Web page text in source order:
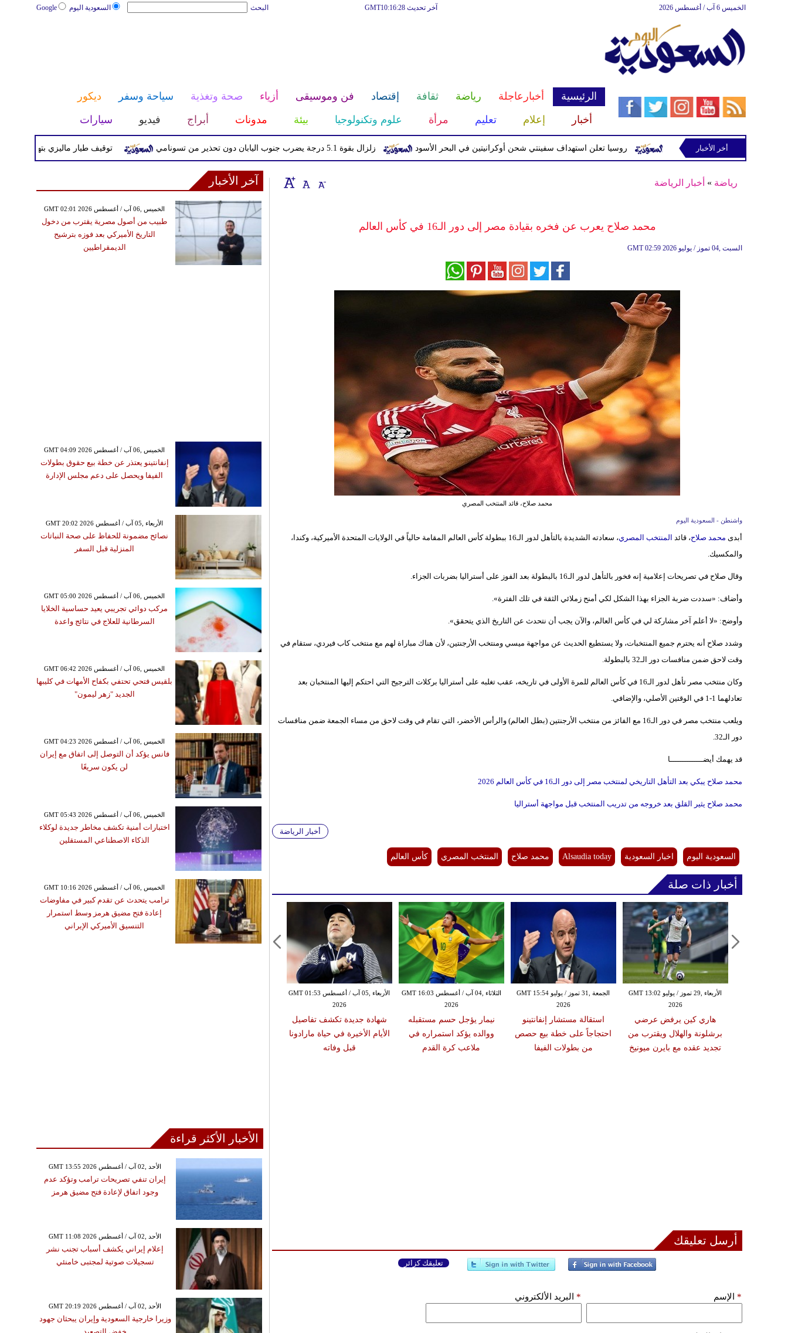
السعودية اليوم Google البحث آخر تحديث GMT10:16:28 الخميس 6 آب / أغسطس 2026
الرئيسية أخبارعاجلة رياضة ثقافة إقتصاد فن وموسيقى أزياء صحة وتغذية سياحة وسفر
ديكور
أخبار
إعلام تعليم مرأة علوم وتكنولوجيا بيئة مدونات أبراج فيديو سيارات
توقيف طيار ماليزي بتهمة تهريب زلزال بقوة 5.1 درجة يضرب جنوب اليابان دون تحذير من تسونامي روسيا تعلن استهداف سفينتي شحن أوكرانيتين في البحر الأسود للحوثيين غربي صنعاء
أخر الأخبار
رياضة » أخبار الرياضة
محمد صلاح يعرب عن فخره بقيادة مصر إلى دور الـ16 في كأس العالم
GMT 02:59 2026 السبت ,04 تموز / يوليو
محمد صلاح، قائد المنتخب المصري
واشنطن - السعودية اليوم
أبدى محمد صلاح، قائد المنتخب المصري
، سعادته الشديدة بالتأهل لدور الـ16 ببطولة كأس العالم المقامة حالياً في الولايات المتحدة الأميركية، وكندا،
والمكسيك.
وقال صلاح في تصريحات إعلامية إنه فخور بالتأهل لدور الـ16 بالبطولة بعد الفوز على أستراليا بضربات الجزاء.
وأضاف: «سددت ضربة الجزاء بهذا الشكل لكي أمنح زملائي الثقة في تلك الفترة».
وأوضح: «لا أعلم آخر مشاركة لي في كأس العالم، والآن يجب أن نتحدث عن التاريخ الذي يتحقق».
وشدد صلاح أنه يحترم جميع المنتخبات، ولا يستطيع الحديث عن مواجهة ميسي ومنتخب الأرجنتين، لأن هناك مباراة لهم مع منتخب كاب فيردي، ستقام في
وقت لاحق ضمن منافسات دور الـ32 بالبطولة.
وكان منتخب مصر تأهل لدور الـ16 في كأس العالم للمرة الأولى في تاريخه، عقب تغلبه على أستراليا بركلات الترجيح التي احتكم إليها المنتخبان بعد
تعادلهما 1-1 في الوقتين الأصلي، والإضافي.
ويلعب منتخب مصر في دور الـ16 مع الفائز من منتخب الأرجنتين (بطل العالم) والرأس الأخضر، التي تقام في وقت لاحق من مساء الجمعة ضمن منافسات
دور الـ32.
قد يهمك أيضــــــــــــــا
محمد صلاح يبكي بعد التأهل التاريخي لمنتخب مصر إلى دور الـ16 في كأس العالم 2026
محمد صلاح يثير القلق بعد خروجه من تدريب المنتخب قبل مواجهة أستراليا
أخبار الرياضة
السعودية اليوم اخبار السعودية Alsaudia today محمد صلاح المنتخب المصري كأس العالم
أخبار ذات صلة
الأربعاء ,05 آب / أغسطس GMT 01:53
2026
شهادة جديدة تكشف تفاصيل
الأيام الأخيرة في حياة مارادونا
قبل وفاته
الثلاثاء ,04 آب / أغسطس GMT 16:03
2026
نيمار يؤجل حسم مستقبله
ووالده يؤكد استمراره في
ملاعب كرة القدم
الجمعة ,31 تموز / يوليو GMT 15:54
2026
استقالة مستشار إنفانتينو
احتجاجاً على خطة بيع حصص
من بطولات الفيفا
الأربعاء ,29 تموز / يوليو GMT 13:02
2026
هاري كين يرفض عرضي
برشلونة والهلال ويقترب من
تجديد عقده مع بايرن ميونيخ
أرسل تعليقك
تعليقك كزائر
الإسم * البريد الألكتروني *
آخر الأخبار
GMT 02:01 2026 الخميس ,06 آب / أغسطس
طبيب من أصول مصرية يقترب من دخول
التاريخ الأميركي بعد فوزه بترشيح
الديمقراطيين
GMT 04:09 2026 الخميس ,06 آب / أغسطس
إنفانتينو يعتذر عن خطة بيع حقوق بطولات
الفيفا ويحصل على دعم مجلس الإدارة
GMT 20:02 2026 الأربعاء ,05 آب / أغسطس
نصائح مضمونة للحفاظ على صحة النباتات
المنزلية قبل السفر
GMT 05:00 2026 الخميس ,06 آب / أغسطس
مركب دوائي تجريبي يعيد حساسية الخلايا
السرطانية للعلاج في نتائج واعدة
GMT 06:42 2026 الخميس ,06 آب / أغسطس
بلقيس فتحي تحتفي بكفاح الأمهات في كليبها
الجديد "زهر ليمون"
GMT 04:23 2026 الخميس ,06 آب / أغسطس
فانس يؤكد أن التوصل إلى اتفاق مع إيران
لن يكون سريعًا
GMT 05:43 2026 الخميس ,06 آب / أغسطس
اختبارات أمنية تكشف مخاطر جديدة لوكلاء
الذكاء الاصطناعي المستقلين
GMT 10:16 2026 الخميس ,06 آب / أغسطس
ترامب يتحدث عن تقدم كبير في مفاوضات
إعادة فتح مضيق هرمز وسط استمرار
التنسيق الأميركي الإيراني
الأخبار الأكثر قراءة
GMT 13:55 2026 الأحد ,02 آب / أغسطس
إيران تنفي تصريحات ترامب وتؤكد عدم
وجود اتفاق لإعادة فتح مضيق هرمز
GMT 11:08 2026 الأحد ,02 آب / أغسطس
إعلام إيراني يكشف أسباب تجنب نشر
تسجيلات صوتية لمجتبى خامنئي
GMT 20:19 2026 الأحد ,02 آب / أغسطس
وزيرا خارجية السعودية وإيران يبحثان جهود